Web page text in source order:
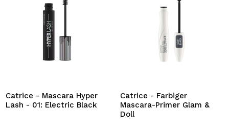
Catrice - Mascara Hyper
Lash - 01: Electric Black
Catrice - Farbiger
Mascara-Primer Glam &
Doll